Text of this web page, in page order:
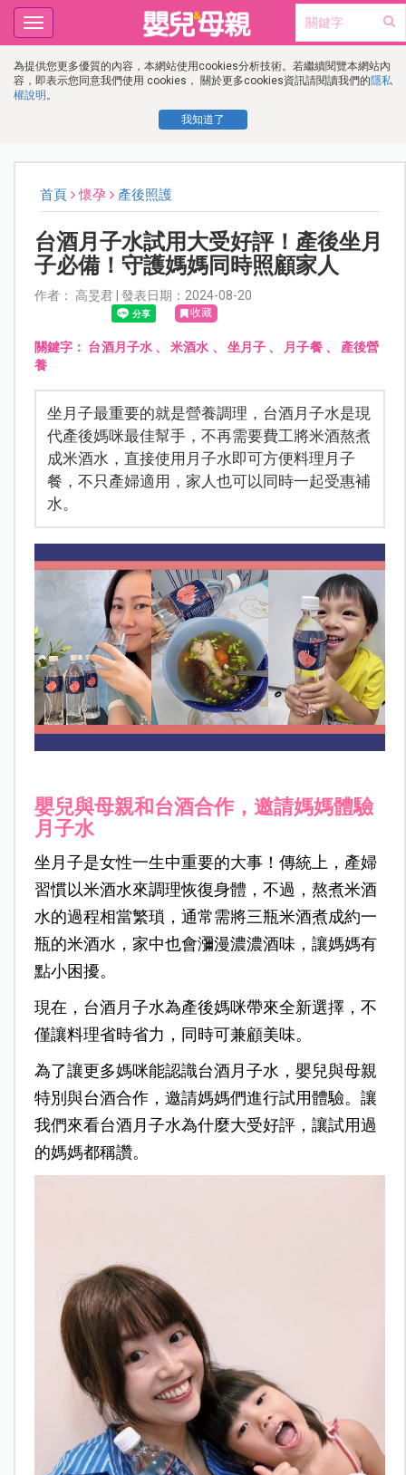
為提供您更多優質的內容，本網站使用cookies分析技術。若繼續閱覽本網站內
容，即表示您同意我們使用 cookies， 關於更多cookies資訊請閱讀我們的隱私
權說明 。
我知道了
Toggle
navigation
首頁 懷孕 產後照護
台酒月子水試用大受好評！產後坐月
子必備！守護媽媽同時照顧家人
作者： 高旻君 | 發表日期：2024-08-20
收藏
關鍵字： 台酒月子水、米酒水 、 坐月子 、 月子餐、 產後營
養
坐月子最重要的就是營養調理，台酒月子水是現
代產後媽咪最佳幫手，不再需要費工將米酒熬煮
成米酒水，直接使用月子水即可方便料理月子
餐，不只產婦適用，家人也可以同時一起受惠補
水。
嬰兒與母親和台酒合作，邀請媽媽體驗
月子水
坐月子是女性一生中重要的大事！傳統上，產婦
習慣以米酒水來調理恢復身體，不過，熬煮米酒
水的過程相當繁瑣，通常需將三瓶米酒煮成約一
瓶的米酒水，家中也會瀰漫濃濃酒味，讓媽媽有
點小困擾。
現在，台酒月子水為產後媽咪帶來全新選擇，不
僅讓料理省時省力，同時可兼顧美味。
為了讓更多媽咪能認識台酒月子水，嬰兒與母親
特別與台酒合作，邀請媽媽們進行試用體驗。讓
我們來看台酒月子水為什麼大受好評，讓試用過
的媽媽都稱讚。